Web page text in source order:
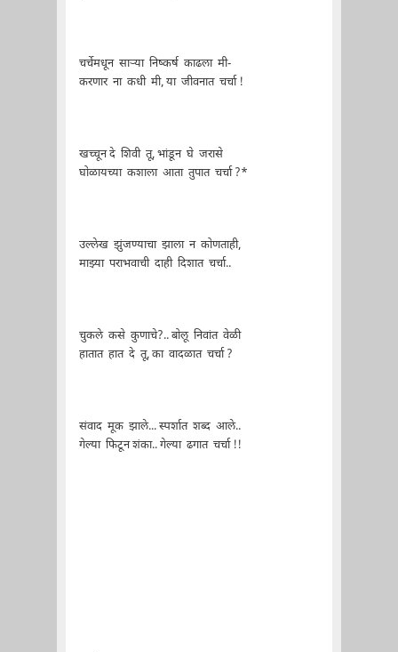
चर्चेमधून सार्‍या निष्कर्ष काढला मी-
करणार ना कधी मी, या जीवनात चर्चा !
खच्चून दे शिवी तू, भांडून घे जरासे
घोळायच्या कशाला आता तुपात चर्चा ?*
उल्लेख झुंजण्याचा झाला न कोणताही,
माझ्या पराभवाची दाही दिशात चर्चा..
चुकले कसे कुणाचे?.. बोलू निवांत वेळी
हातात हात दे तू, का वादळात चर्चा ?
संवाद मूक झाले... स्पर्शात शब्द आले..
गेल्या फिटून शंका.. गेल्या ढगात चर्चा !!